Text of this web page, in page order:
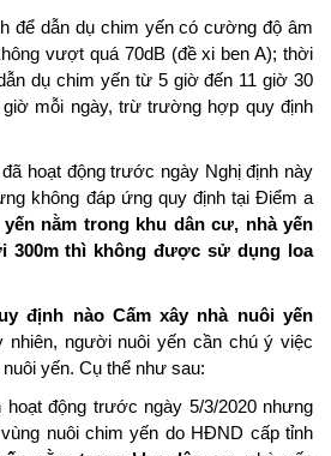
để dẫn dụ chim yến có cường độ âm
vượt quá 70dB (đề xi ben A); thời
dụ chim yến từ 5 giờ đến 11 giờ 30
mỗi ngày, trừ trường hợp quy định
hoạt động trước ngày Nghị định này
không đáp ứng quy định tại Điểm a
yến nằm trong khu dân cư, nhà yến
300m thì không được sử dụng loa
định nào Cấm xây nhà nuôi yến
nhiên, người nuôi yến cần chú ý việc
yến. Cụ thể như sau:
hoạt động trước ngày 5/3/2020 nhưng
nuôi chim yến do HĐND cấp tỉnh